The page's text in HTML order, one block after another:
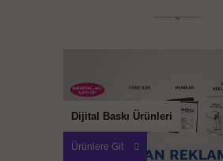
Dijital Baskı Ürünleri
Ürünlere Git